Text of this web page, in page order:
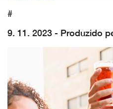
#
9. 11. 2023 - Produzido